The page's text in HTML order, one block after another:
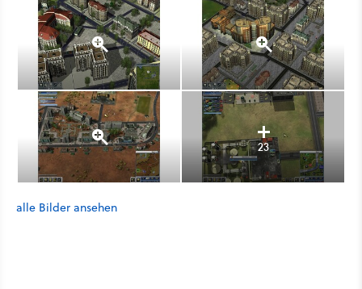
23
alle Bilder ansehen